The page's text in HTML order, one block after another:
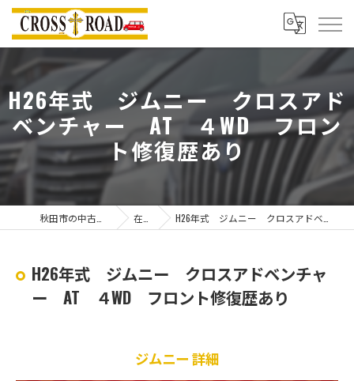
H26年式 ジムニー クロスアド
ベンチャー AT ４WD フロン
ト修復歴あり
在庫一覧 H26年式 ジムニー クロスアドベンチャー AT ４WD フロント修復歴あり
H26年式 ジムニー クロスアドベンチャ
ー AT ４WD フロント修復歴あり
ジムニー 詳細